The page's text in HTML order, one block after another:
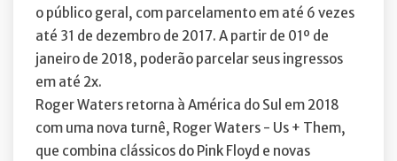
o público geral, com parcelamento em até 6 vezes
até 31 de dezembro de 2017. A partir de 01º de
janeiro de 2018, poderão parcelar seus ingressos
em até 2x.
Roger Waters retorna à América do Sul em 2018
com uma nova turnê, Roger Waters - Us + Them,
que combina clássicos do Pink Floyd e novas